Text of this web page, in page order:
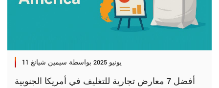
11 يونيو 2025 بواسطة سيمين شيانغ
أفضل 7 معارض تجارية للتغليف في أمريكا الجنوبية